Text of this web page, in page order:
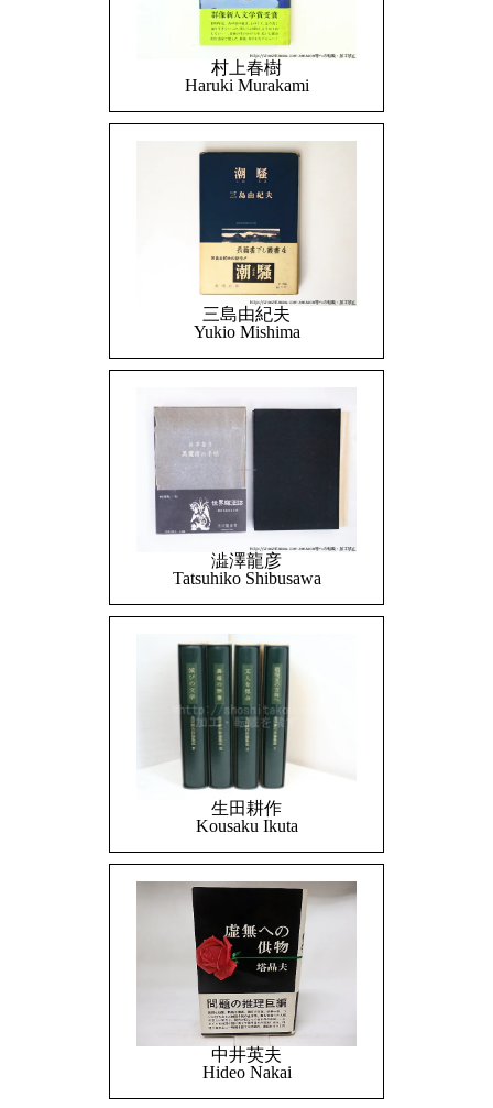
村上春樹
Haruki Murakami
三島由紀夫
Yukio Mishima
澁澤龍彦
Tatsuhiko Shibusawa
生田耕作
Kousaku Ikuta
中井英夫
Hideo Nakai